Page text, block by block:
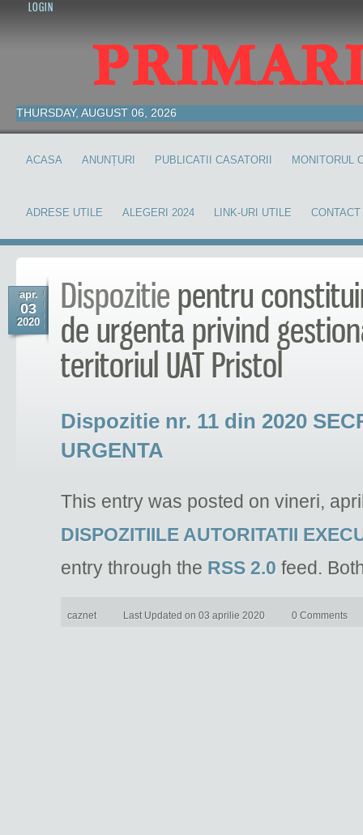
LOGIN
THURSDAY, AUGUST 06, 2026
ACASA ANUNȚURI PUBLICATII CASATORII MONITORUL
ADRESE UTILE ALEGERI 2024 LINK-URI UTILE CONTACT
apr.
03
2020
Dispozitie pentru
de urgenta privind
teritoriul UAT Pristol
Dispozitie nr. 11 din 2020
URGENTA
This entry was posted on vineri,
DISPOZITIILE AUTORITATII
entry through the RSS 2.0 feed.
caznet Last Updated on 03 aprilie 2020 0 Comments